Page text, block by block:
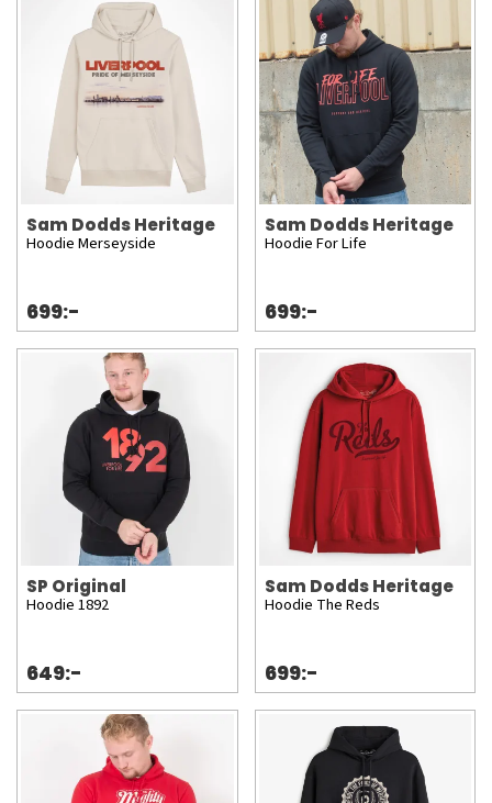
Sam Dodds Heritage
Hoodie Merseyside
699:-
Sam Dodds Heritage
Hoodie For Life
699:-
SP Original
Hoodie 1892
649:-
Sam Dodds Heritage
Hoodie The Reds
699:-